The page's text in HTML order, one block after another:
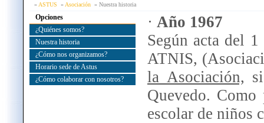
ASTUS Asociación Nuestra historia
Opciones
¿Quiénes somos?
Nuestra historia
¿Cómo nos organizamos?
Horario sede de Astus
¿Cómo colaborar con nosotros?
· Año 1967
Según acta del
ATNIS,
la Asociación,
Quevedo.
escolar de niños